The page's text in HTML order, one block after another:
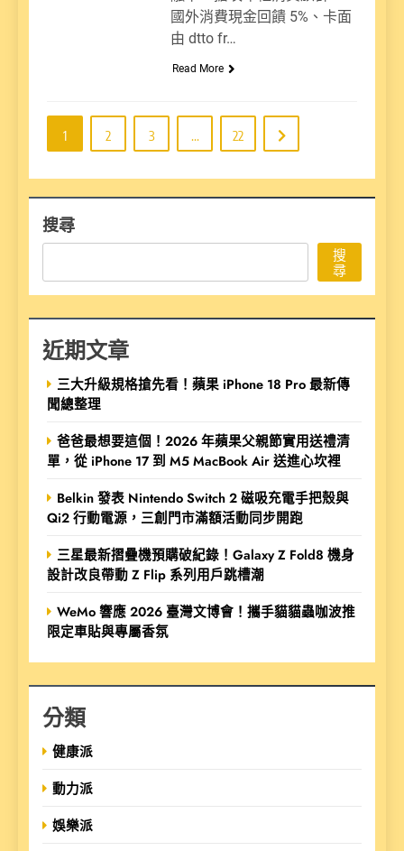
國外消費現金回饋 5%、卡面
由 dtto fr…
Read More
1 2 3 ... 22
搜尋
搜
尋
近期文章
三大升級規格搶先看！蘋果 iPhone 18 Pro 最新傳
聞總整理
爸爸最想要這個！2026 年蘋果父親節實用送禮清
單，從 iPhone 17 到 M5 MacBook Air 送進心坎裡
Belkin 發表 Nintendo Switch 2 磁吸充電手把殼與
Qi2 行動電源，三創門市滿額活動同步開跑
三星最新摺疊機預購破紀錄！Galaxy Z Fold8 機身
設計改良帶動 Z Flip 系列用戶跳槽潮
WeMo 響應 2026 臺灣文博會！攜手貓貓蟲咖波推
限定車貼與專屬香氛
分類
健康派
動力派
娛樂派